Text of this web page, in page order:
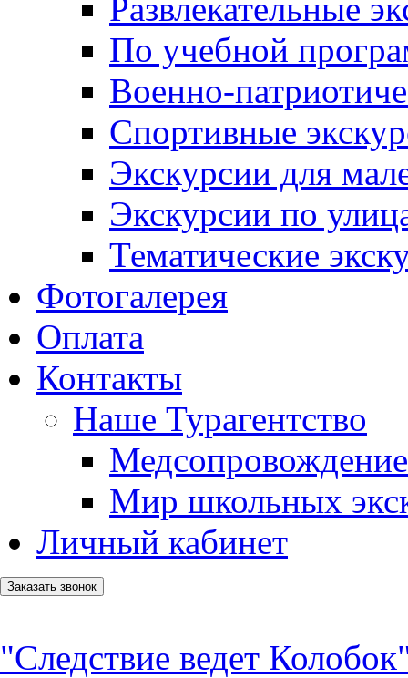
Развлекательные
По учебной
Военно-
Спортивные
Экскурсии для
Экскурсии по
Тематические
Фотогалерея
Оплата
Контакты
Наше Турагентство
Медсопровождение
Мир школьных
Личный кабинет
Заказать звонок
"Следствие ведет